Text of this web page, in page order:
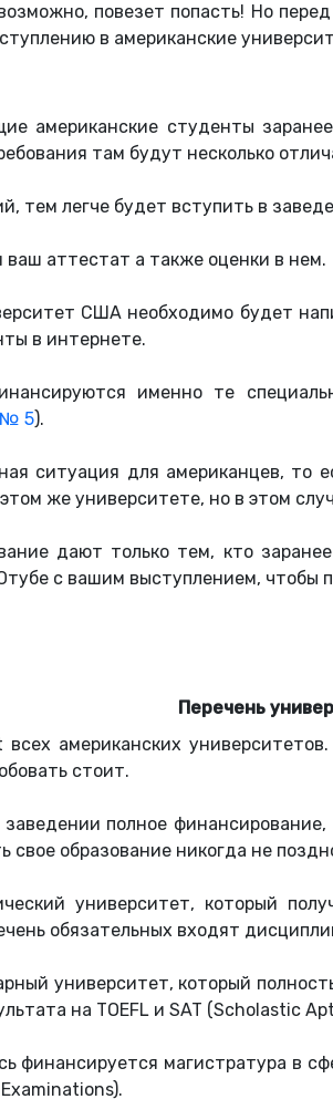
повезет попасть! Но
в американские
американские студенты
там будут несколько
тем легче будет вступить в
аттестат а также оценки в нем.
США необходимо будет
в интернете.
именно те
№ 5).
ситуация для американцев, то
же университете, но в этом
дают только тем, кто
с вашим выступлением, чтобы
Перечень
американских
стоит.
полное
свое образование никогда не
университет, который
обязательных входят
университет, который
на ТOEFL и SAT (Scholastic
финансируется магистратура в